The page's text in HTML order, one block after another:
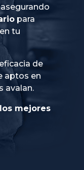
asegurando
para
tu
de
aptos en
avalan.
mejores